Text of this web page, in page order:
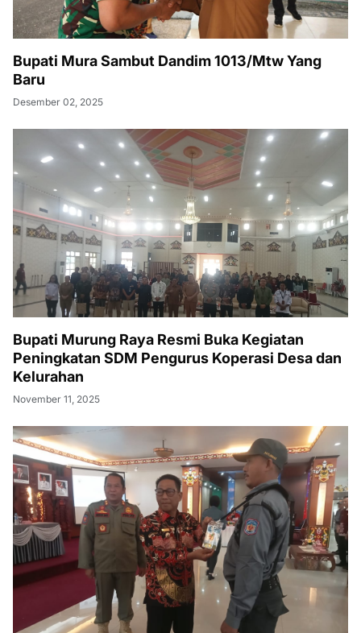
Bupati Mura Sambut Dandim 1013/Mtw Yang
Baru
Desember 02, 2025
Bupati Murung Raya Resmi Buka Kegiatan
Peningkatan SDM Pengurus Koperasi Desa dan
Kelurahan
November 11, 2025